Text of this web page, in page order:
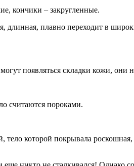
кончики – закругленные.
длинная, плавно переходит в
появляться складки кожи, они
считаются пороками.
которой покрывала роскошная,